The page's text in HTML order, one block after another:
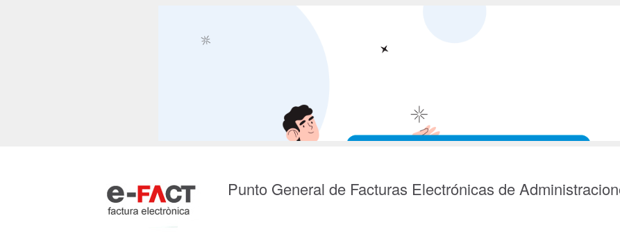
Punto General de Facturas Electrónicas de